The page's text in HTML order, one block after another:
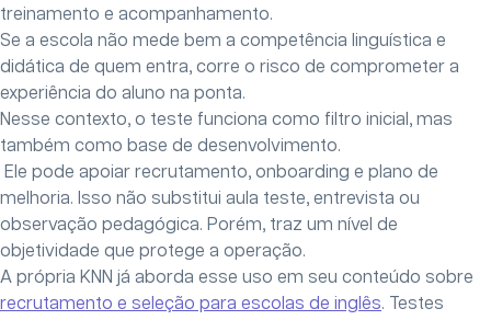
treinamento e acompanhamento.
Se a escola não mede bem a competência linguística e
didática de quem entra, corre o risco de comprometer a
experiência do aluno na ponta.
Nesse contexto, o teste funciona como filtro inicial, mas
também como base de desenvolvimento.
Ele pode apoiar recrutamento, onboarding e plano de
melhoria. Isso não substitui aula teste, entrevista ou
observação pedagógica. Porém, traz um nível de
objetividade que protege a operação.
A própria KNN já aborda esse uso em seu conteúdo sobre
recrutamento e seleção para escolas de inglês. Testes